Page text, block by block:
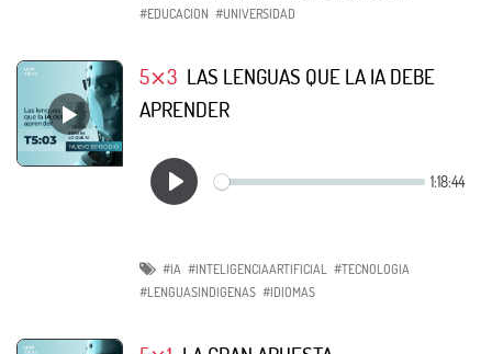
#EDUCACION #UNIVERSIDAD
5⨯3 LAS LENGUAS QUE LA IA DEBE
APRENDER
#IA #INTELIGENCIAARTIFICIAL
#TECNOLOGIA
#LENGUASINDIGENAS #IDIOMAS